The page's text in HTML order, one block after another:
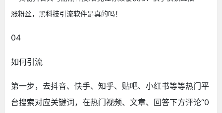
04
如何引流
第一步，去抖音、快手、知乎、贴吧、小红书等等热门平
台搜索对应关键词，在热门视频、文章、回答下方评论“0